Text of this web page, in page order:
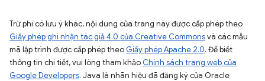
Trừ phi có lưu ý khác, nội dung của trang này được cấp phép theo
Giấy phép ghi nhận tác giả 4.0 của Creative Commonsvà các mẫu
mã lập trình được cấp phép theo Giấy phép Apache 2.0. Để biết
thông tin chi tiết, vui lòng tham khảo Chính sách trang web của
Google Developers. Java là nhãn hiệu đã đăng ký của Oracle